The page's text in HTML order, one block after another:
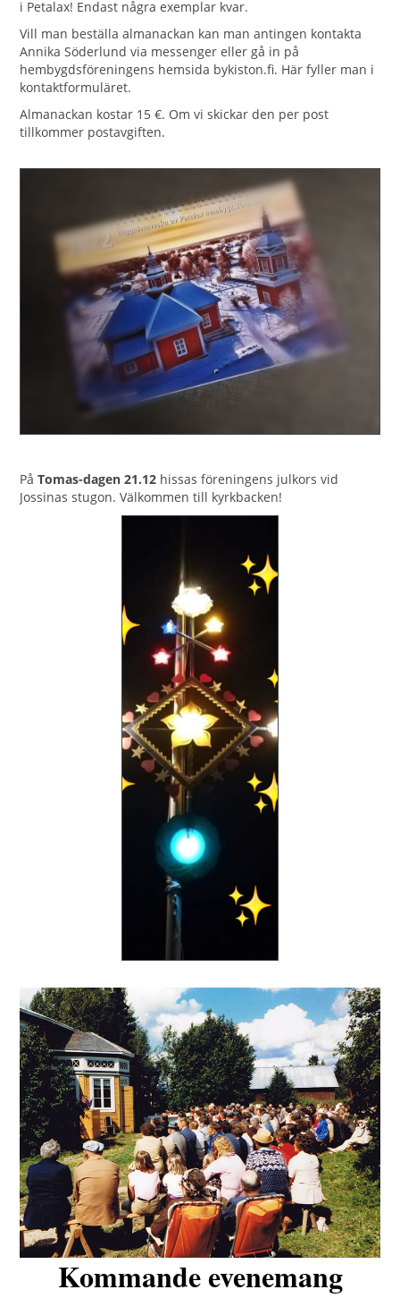
i Petalax! Endast några exemplar kvar.
Vill man beställa almanackan kan man antingen kontakta
Annika Söderlund via messenger eller gå in på
hembygdsföreningens hemsida bykiston.fi. Här fyller man i
kontaktformuläret.
Almanackan kostar 15 €. Om vi skickar den per post
tillkommer postavgiften.
PåTomas-dagen 21.12 hissas föreningens julkors vid
Jossinas stugon. Välkommen till kyrkbacken!
Kommande evenemang